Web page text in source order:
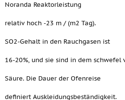
Noranda Reaktorleistung
relativ hoch -23 m / (m2 Tag).
SO2-Gehalt in den Rauchgasen ist
16-20%, und sie sind in dem schwefel
Säure. Die Dauer der Ofenreise
definiert Auskleidungsbeständigkeit.